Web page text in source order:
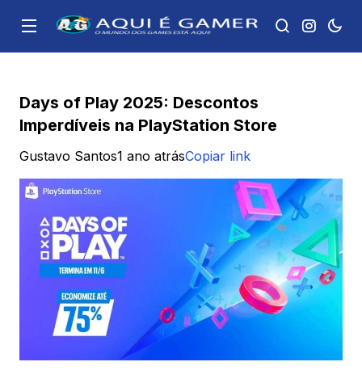
Days of Play 2025: Descontos
Imperdíveis na PlayStation Store
Gustavo Santos1 ano atrásCopiar link